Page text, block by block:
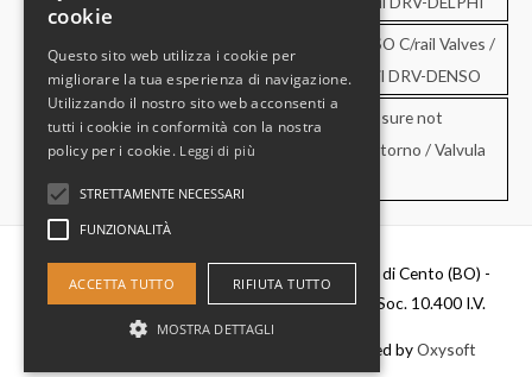
Valvole Common rail DRV – DENSO / DRV-DENSO C/rail Valves /
Valvula Common Rail DRV-DENSO / Valvula c/rail DRV-DENSO
Valvole di sovrapressione e di non ritorno / Pressure not
retourn Valves / Valvula de sobrepresion y no retorno / Valvula
de pressao e no retorno
Diesel Parts Srl - Via Del Fosso,2 40066 - Pieve di Cento (BO) -
P.IVA 00637481201 - C.F. 0356411037 - Cap. Soc. 10.400 I.V.
- Powered byOxysoft
cookie
Questo sito web utilizza i cookie per
migliorare la tua esperienza di navigazione.
Utilizzando il nostro sito web acconsenti a
tutti i cookie in conformità con la nostra
policy per i cookie. Leggi di più
STRETTAMENTE NECESSARI
FUNZIONALITÀ
ACCETTA TUTTO RIFIUTA TUTTO
MOSTRA DETTAGLI